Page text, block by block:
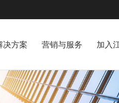
决方案 营销与服务 加入